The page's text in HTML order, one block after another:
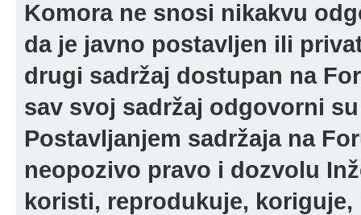
Komora ne snosi nikakvu
da je javno postavljen ili
drugi sadržaj dostupan na
sav svoj sadržaj odgovorni
Postavljanjem sadržaja na
neopozivo pravo i dozvolu
koristi, reprodukuje,